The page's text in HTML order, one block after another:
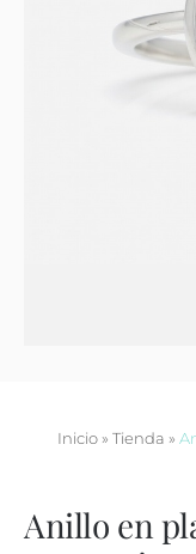
Inicio» Tienda »
Anillo en